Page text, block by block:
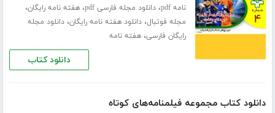
نامه pdf
،دانلود مجله فارسی pdf ،هفته نامه رایگان،
مجله فوتبال،دانلود هفته نامه رایگان،دانلود مجله
رایگان فارسی،هفته نامه
دانلود کتاب
دانلود کتاب مجموعه فیلمنامه‌های کوتاه